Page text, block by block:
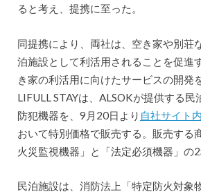
ると考え、提携に至った。
同提携により、両社は、空き家や別荘
泊施設として利活用されることを促進
き家の利活用に向けたサービスの開発
LIFULL STAYは、ALSOKが提供する民
防犯機器を、9月20日より 自社サイト
おいて特別価格で販売する。販売する
火災監視機器」と「法定必須機器」の2
民泊施設は、消防法上「特定防火対象